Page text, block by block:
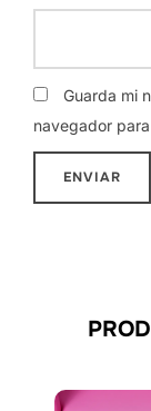
Guarda mi
navegador